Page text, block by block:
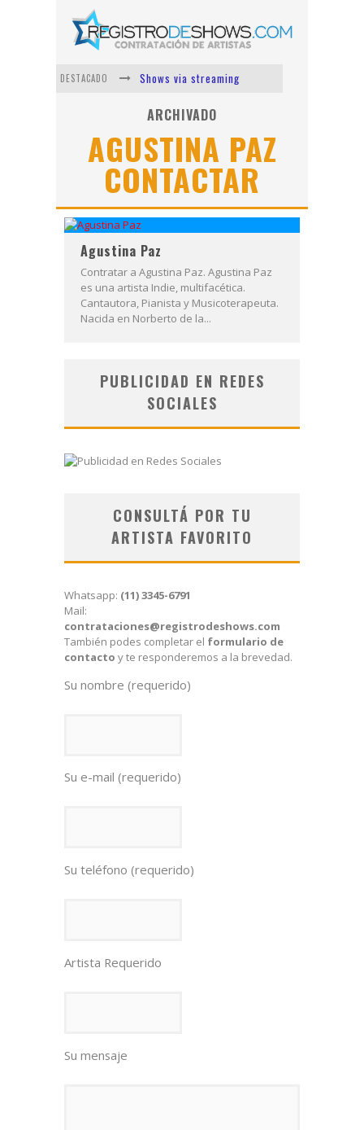
DESTACADO
Shows via streaming
Lit Killah
Nicki Nicole
Duki
Vi Em
Los Ángeles Azules
ARCHIVADO
AGUSTINA PAZ
CONTACTAR
Agustina Paz
Contratar a Agustina Paz. Agustina Paz
es una artista Indie, multifacética.
Cantautora, Pianista y Musicoterapeuta.
Nacida en Norberto de la...
PUBLICIDAD EN REDES
SOCIALES
CONSULTÁ POR TU
ARTISTA FAVORITO
Whatsapp: (11) 3345-6791
Mail:
contrataciones@registrodeshows.com
También podes completar el formulario de
contacto y te responderemos a la brevedad.
Su nombre (requerido)
Su e-mail (requerido)
Su teléfono (requerido)
Artista Requerido
Su mensaje